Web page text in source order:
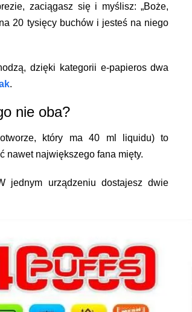
zaciągasz się i myślisz: „Boże,
20 tysięcy buchów i jesteś na niego
dzięki kategorii e-papieros dwa
.
nie oba?
który ma40 ml liquidu) to
nawet największego fana mięty.
jednym urządzeniu dostajesz dwie